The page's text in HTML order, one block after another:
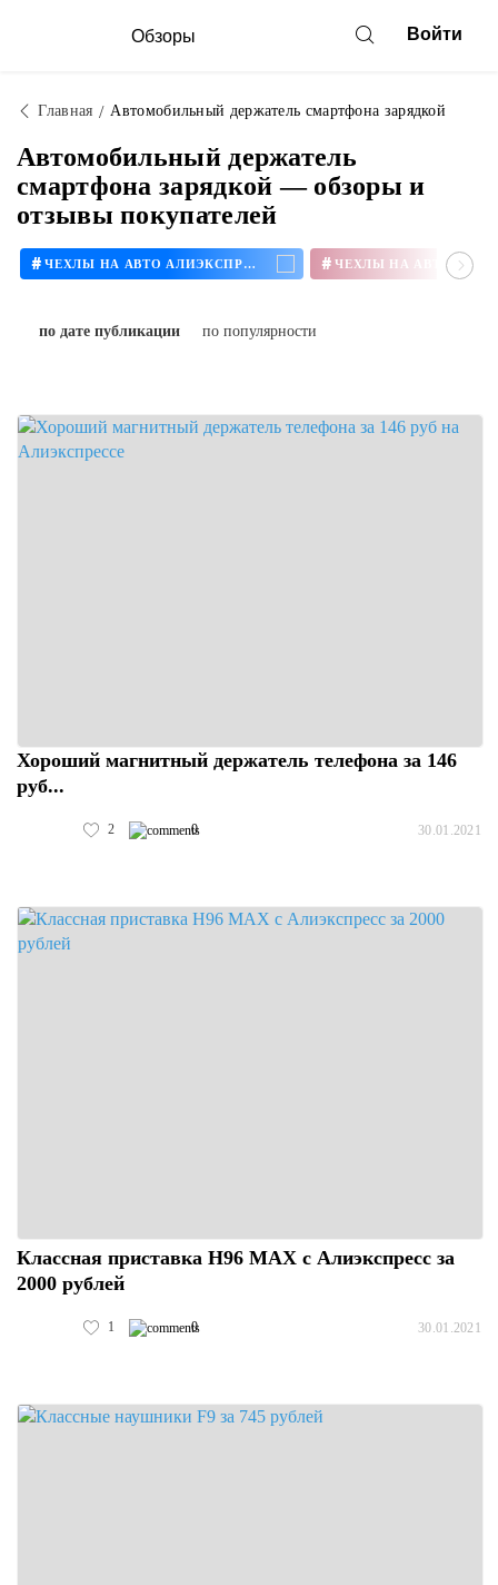
Обзоры Войти
Главная Автомобильный держатель смартфона зарядкой
Автомобильный держатель
смартфона зарядкой — обзоры и
отзывы покупателей
# ЧЕХЛЫ НА АВТО АЛИЭКСПРЕСС #
по дате публикации по популярности
Хороший магнитный держатель телефона за 146
руб...
2 0 30.01.2021
Классная приставка H96 MAX с Алиэкспресс за
2000 рублей
1 0 30.01.2021